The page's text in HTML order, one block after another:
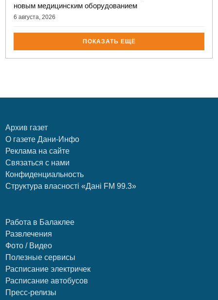
новым медицинским оборудованием
6 августа, 2026
ПОКАЗАТЬ ЕЩЁ
Архив газет
О газете Дани-Инфо
Реклама на сайте
Связаться с нами
Конфиденциальность
Структура власності «Дані FM 99.3»
Работа в Балаклее
Развлечения
Фото / Видео
Полезные сервисы
Расписание электричек
Расписание автобусов
Пресс-релизы